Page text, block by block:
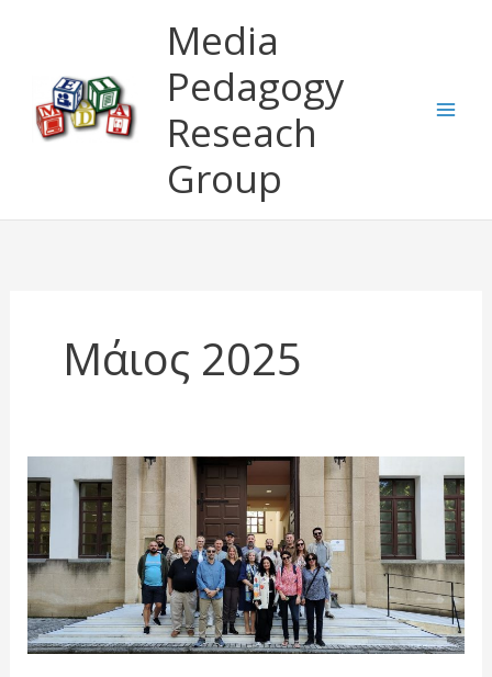
περιεχόμενο
Media
Pedagogy
Reseach
Group
Μάιος 2025
READY:
1η
συνάντηση
εργασίας
στη
Ρόδο